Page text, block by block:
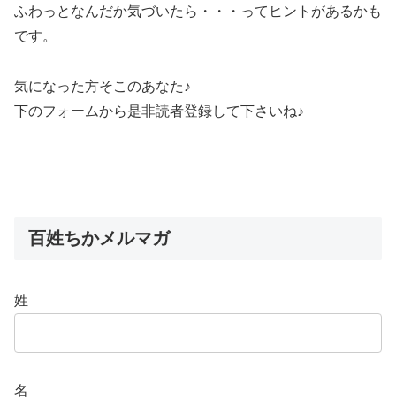
ふわっとなんだか気づいたら・・・ってヒントがあるかも
です。
気になった方そこのあなた♪
下のフォームから是非読者登録して下さいね♪
百姓ちかメルマガ
姓
名